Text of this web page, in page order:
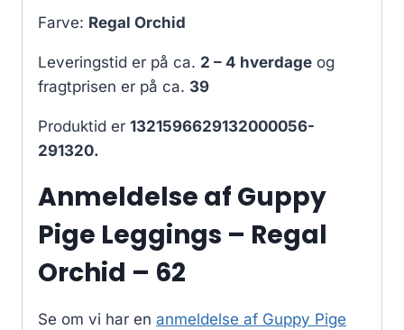
Farve: Regal Orchid
Leveringstid er på ca. 2 – 4 hverdage og
fragtprisen er på ca. 39
Produktid er 1321596629132000056-
291320.
Anmeldelse af Guppy
Pige Leggings – Regal
Orchid – 62
Se om vi har en anmeldelse af Guppy Pige